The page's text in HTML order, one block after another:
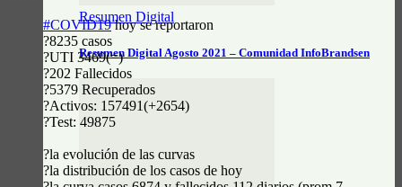
Resumen Digital
Resumen Digital Agosto 2021 – Comunidad InfoBrandsen
#COVID19hoy se reportaron
?8235 casos
?UTI 3469(=)
?202 Fallecidos
?5379 Recuperados
?Activos: 157491(+2654)
?Test: 49875
?la evolución de las curvas
?la distribución de los casos de hoy